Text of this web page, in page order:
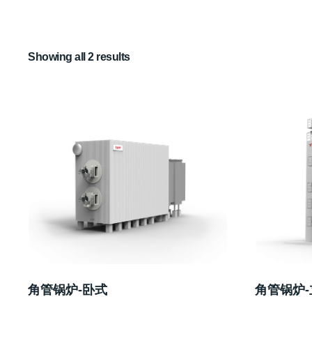
Showing all 2 results
角管锅炉-卧式 角管锅炉-